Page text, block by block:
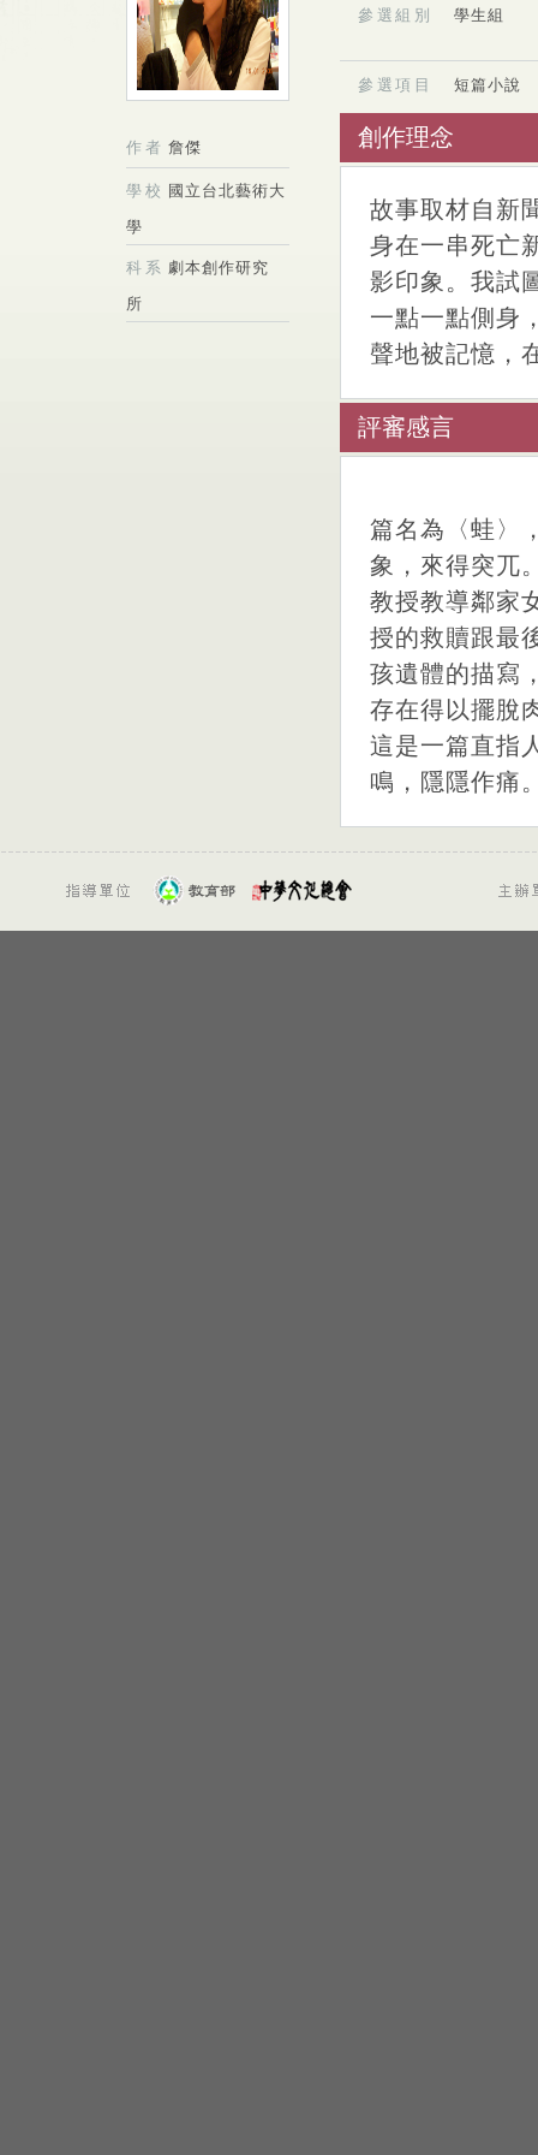
作者 詹傑
學校 國立台北藝術大
學
科系 劇本創作研究
所
參選組別 學生組
參選項目 短篇小說
創作理念
故事取材自新
身在一串死亡
影印象。我試
一點一點側身
聲地被記憶，
評審感言
篇名為〈蛙〉
象，來得突兀
教授教導鄰家
授的救贖跟最
孩遺體的描寫
存在得以擺脫
這是一篇直指
鳴，隱隱作痛